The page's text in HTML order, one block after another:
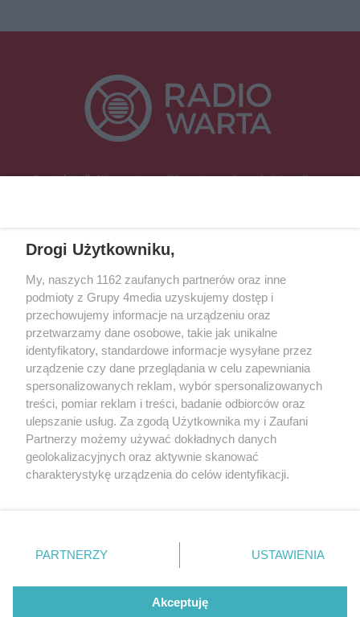
Specjalnie dla Was postanowiliśmy stworzyć rozgłośnię radiową
Śrem, Jarocin, Gniezno, Ostrów Wlkp.).
Kontakt Reklama Patronat
Dane firmowe
Regulamin serwisu i ogłoszeń drobnych
Regulamin konkursów
Polityka prywatności
Przetwarzanie danych osobowych
Zapisz się do newslettera
Dołącz do grona ludzi najlepiej poinformowanych!
Zapisz się »
Drogi Użytkowniku,
My, naszych 1162 zaufanych partnerów oraz inne
podmioty z Grupy 4media uzyskujemy dostęp i
przechowujemy informacje na urządzeniu oraz
przetwarzamy dane osobowe, takie jak unikalne
identyfikatory, standardowe informacje wysyłane przez
urządzenie czy dane przeglądania w celu zapewniania
spersonalizowanych reklam, wybór spersonalizowanych
treści, pomiar reklam i treści, badanie odbiorców oraz
ulepszanie usług. Za zgodą Użytkownika my i Zaufani
Partnerzy możemy używać dokładnych danych
geolokalizacyjnych oraz aktywnie skanować
charakterystykę urządzenia do celów identyfikacji.
zmienić/wycofać klikając przycisk ustawień prywatności
znajdujący się w lewym dolnym rogu strony
. Niektóre
użytkownika, ale masz prawo sprzeciwić się takiemu
PARTNERZY USTAWIENIA
Akceptuję